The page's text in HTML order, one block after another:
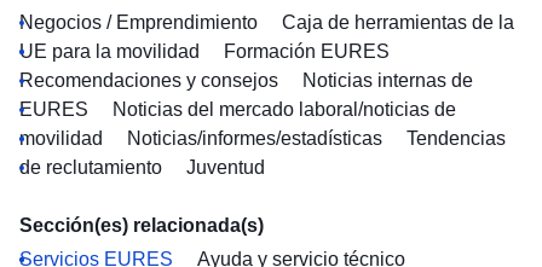
Negocios / Emprendimiento
Caja de herramientas de la
UE para la movilidad
Formación EURES
Recomendaciones y consejos
Noticias internas de
EURES
Noticias del mercado laboral/noticias de
movilidad
Noticias/informes/estadísticas
Tendencias
de reclutamiento
Juventud
Sección(es) relacionada(s)
Servicios EURES
Ayuda y servicio técnico